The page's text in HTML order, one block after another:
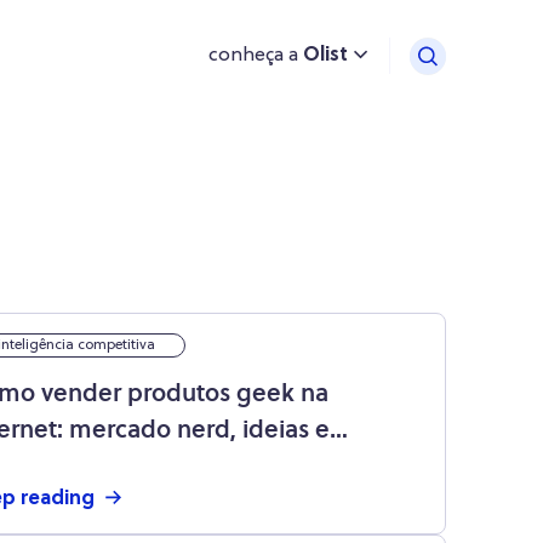
conheça a Olist
competitiva
vender produtos geek na
mercado nerd, ideias e
reading